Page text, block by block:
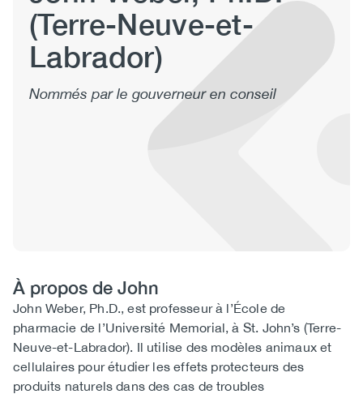
(CCSA)
EN FR
(Terre-Neuve-et-
Labrador)
Nommés par le gouverneur en conseil
À propos de John
Biography
John Weber, Ph.D., est professeur à l’École de
pharmacie de l’Université Memorial, à St. John’s (Terre-
Neuve-et-Labrador). Il utilise des modèles animaux et
cellulaires pour étudier les effets protecteurs des
produits naturels dans des cas de troubles